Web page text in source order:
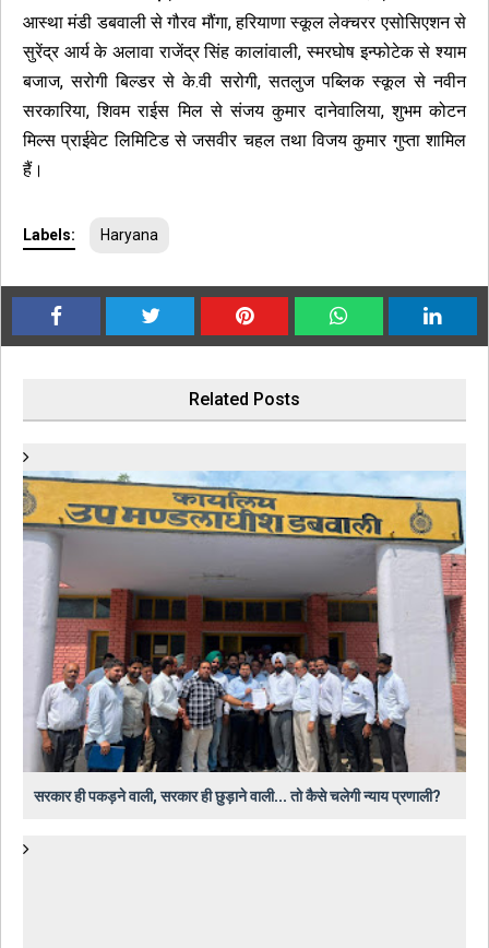
आस्था मंडी डबवाली से गौरव मौंगा, हरियाणा स्कूल लेक्चरर एसोसिएशन से
सुरेंद्र आर्य के अलावा राजेंद्र सिंह कालांवाली, स्मरघोष इन्फोटेक से श्याम
बजाज, सरोगी बिल्डर से के.वी सरोगी, सतलुज पब्लिक स्कूल से नवीन
सरकारिया, शिवम राईस मिल से संजय कुमार दानेवालिया, शुभम कोटन
मिल्स प्राईवेट लिमिटिड से जसवीर चहल तथा विजय कुमार गुप्ता शामिल
हैं।
Labels: Haryana
Related Posts
सरकार ही पकड़ने वाली, सरकार ही छुड़ाने वाली... तो कैसे चलेगी न्याय प्रणाली?